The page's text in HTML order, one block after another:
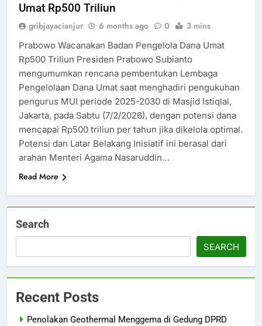
Umat Rp500 Triliun
gribjayacianjur 6 months ago 0 3 mins
Prabowo Wacanakan Badan Pengelola Dana Umat
Rp500 Triliun Presiden Prabowo Subianto
mengumumkan rencana pembentukan Lembaga
Pengelolaan Dana Umat saat menghadiri pengukuhan
pengurus MUI periode 2025-2030 di Masjid Istiqlal,
Jakarta, pada Sabtu (7/2/2026), dengan potensi dana
mencapai Rp500 triliun per tahun jika dikelola optimal.​
Potensi dan Latar Belakang Inisiatif ini berasal dari
arahan Menteri Agama Nasaruddin…
Read More
Search
SEARCH
Recent Posts
Penolakan Geothermal Menggema di Gedung DPRD